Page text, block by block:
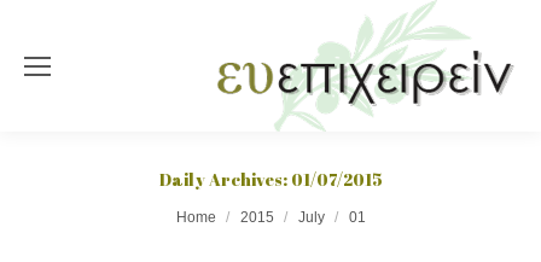
Daily Archives: 01/07/2015
Home 2015 July 01